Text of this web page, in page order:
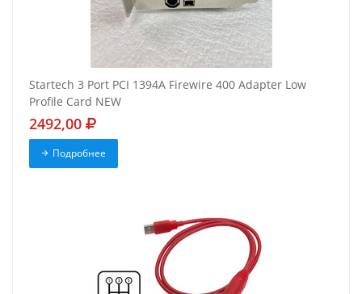
Startech 3 Port PCI 1394A Firewire 400 Adapter Low
Profile Card NEW
2492,00
Подробнее